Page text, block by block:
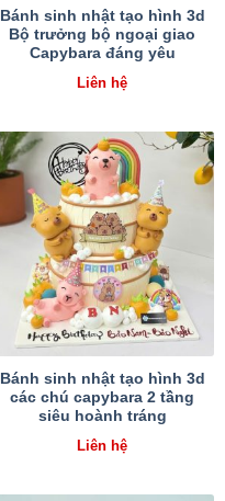
Bánh sinh nhật tạo hình 3d
Bộ trưởng bộ ngoại giao
Capybara đáng yêu
Liên hệ
Bánh sinh nhật tạo hình 3d
các chú capybara 2 tầng
siêu hoành tráng
Liên hệ